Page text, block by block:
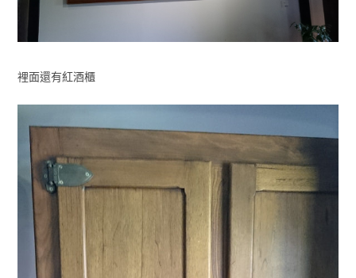
裡面還有紅酒櫃